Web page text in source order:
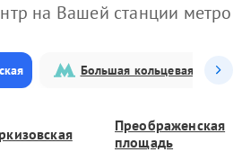
на Вашей станции метро
Большая кольцевая
Преображенская
площадь